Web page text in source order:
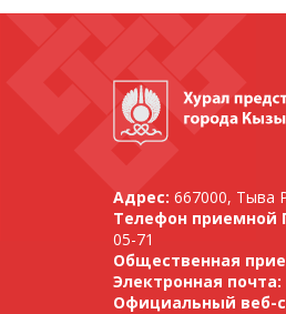
Адрес: 667000, Тыва
Телефон приемной
05-71
Общественная
Электронная почта:
Официальный веб-